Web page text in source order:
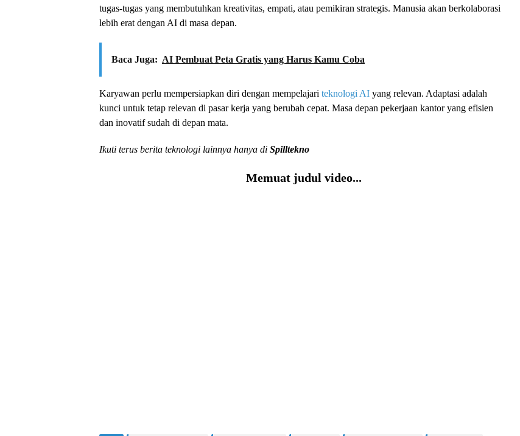
tugas-tugas yang membutuhkan kreativitas, empati, atau pemikiran strategis. Manusia akan berkolaborasi
lebih erat dengan AI di masa depan.
Baca Juga: AI Pembuat Peta Gratis yang Harus Kamu Coba
Karyawan perlu mempersiapkan diri dengan mempelajari teknologi AI yang relevan. Adaptasi adalah
kunci untuk tetap relevan di pasar kerja yang berubah cepat. Masa depan pekerjaan kantor yang efisien
dan inovatif sudah di depan mata.
Ikuti terus berita teknologi lainnya hanya di Spilltekno
Memuat judul video...